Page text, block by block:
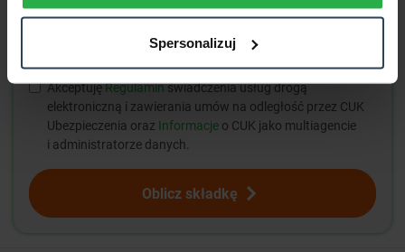
Spersonalizuj
AkceptujęRegulaminświadczenia usług drogą
elektroniczną i zawierania umów na odległość przez CUK
Ubezpieczenia oraz Informacje o CUK jako multiagencie
i administratorze danych.
Oblicz składkę